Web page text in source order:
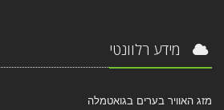
מידע רלוונטי
מזג האוויר בערים בגואטמלה